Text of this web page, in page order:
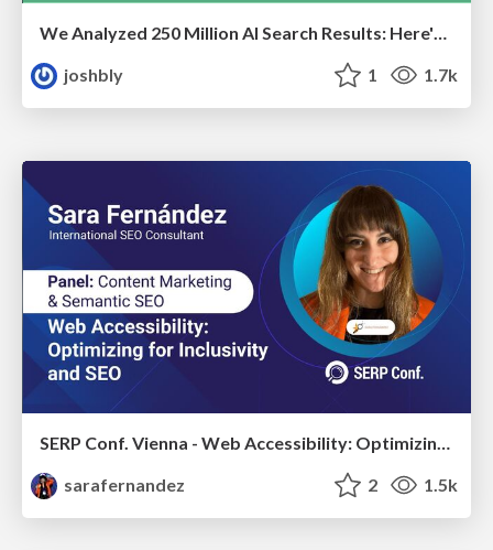
We Analyzed 250 Million AI Search Results: Here's What I Found
joshbly
1 1.7k
SERP Conf. Vienna - Web Accessibility: Optimizing for Inclusivity and SEO
sarafernandez
2 1.5k